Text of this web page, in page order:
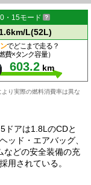
・15モード
L(52L)
でどこまで走る？
燃費×タンク容量）
603.2 km
り実際の燃料消費率は異な
ドアは1.8LのCDと
ッド・エアバッグ、
などの安全装備の充
用されている。